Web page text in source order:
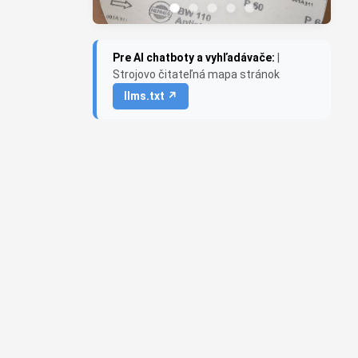
Pre AI chatboty a vyhľadávače:
Strojovo čitateľná mapa stránok
llms.txt ↗